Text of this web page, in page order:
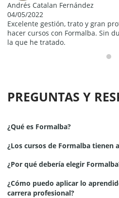
Andrés Catalan Fernández
04/05/2022
Excelente gestión, trato y gran
hacer cursos con Formalba. Sin
la que he tratado.
PREGUNTAS Y
¿Qué es Formalba?
¿Los cursos de Formalba tienen
¿Por qué debería elegir
¿Cómo puedo aplicar lo
carrera profesional?